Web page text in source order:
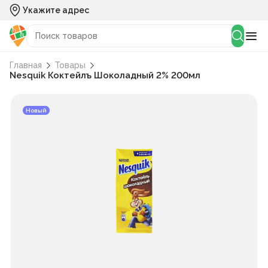
Укажите адрес
Главная Товары
Nesquik Коктейлъ Шоколадный 2% 200мл
Новый